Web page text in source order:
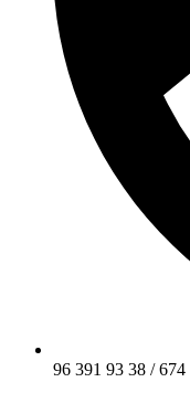
96 391 93 38 / 674